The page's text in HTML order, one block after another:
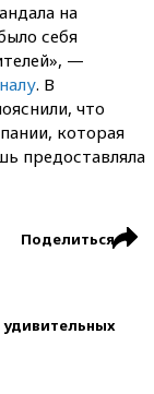
на
себя
—
. В
что
которая
предоставляла
Поделиться
удивительных